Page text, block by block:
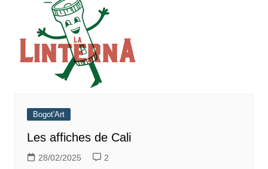
Bogot'Art
Les affiches de Cali
28/02/2025 2